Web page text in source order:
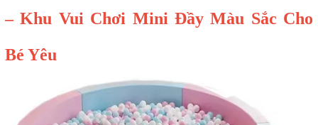
– Khu Vui Chơi Mini Đầy Màu Sắc Cho
Bé Yêu